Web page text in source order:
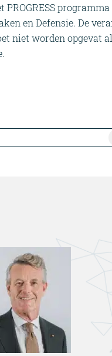
PROGRESS
en Defensie. De
niet worden opgevat